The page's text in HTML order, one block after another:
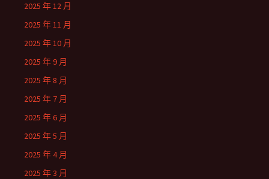
2025 年 12 月
2025 年 11 月
2025 年 10 月
2025 年 9 月
2025 年 8 月
2025 年 7 月
2025 年 6 月
2025 年 5 月
2025 年 4 月
2025 年 3 月